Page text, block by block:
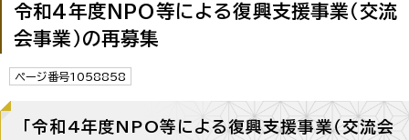
令和4年度NPO等による復興支援事業（交流
会事業）の再募集
ページ番号1058858
「令和4年度NPO等による復興支援事業（交流会